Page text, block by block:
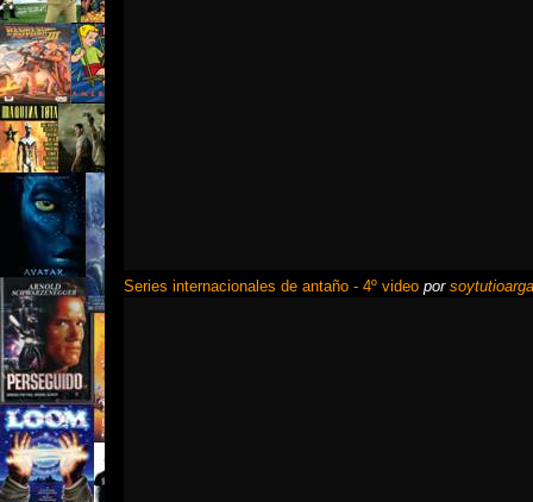
Series internacionales de antaño - 4º video por